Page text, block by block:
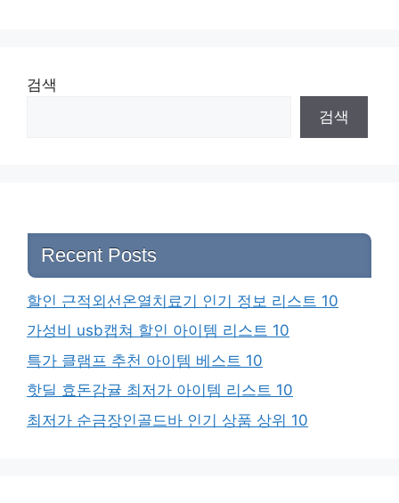
검색
검색
Recent Posts
할인 근적외선온열치료기 인기 정보 리스트 10
가성비 usb캡쳐 할인 아이템 리스트 10
특가 클램프 추천 아이템 베스트 10
핫딜 효돈감귤 최저가 아이템 리스트 10
최저가 순금장인골드바 인기 상품 상위 10